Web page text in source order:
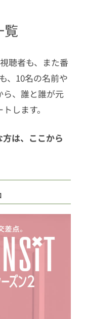
原因は
あき×まさ
気に
がすべて。
は100%悪
べて。ま
ない」
のデート
き、三角
あのとき
覧
聴者も、また番
、10名の名前や
ら、誰と誰が元
します。
は、ここから